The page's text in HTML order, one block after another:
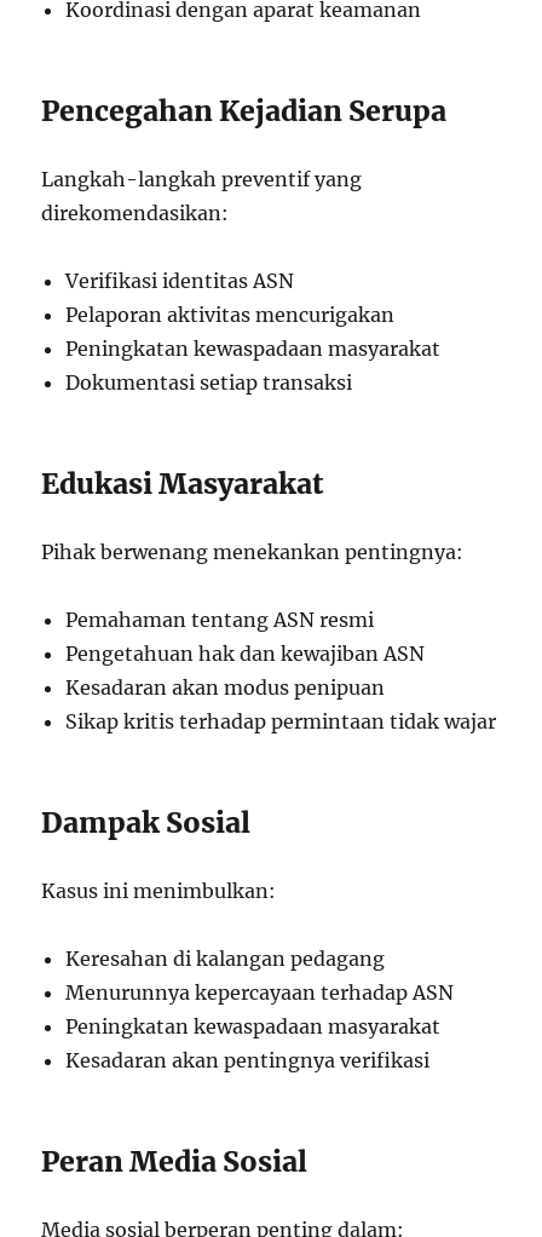
Koordinasi dengan aparat keamanan
Pencegahan Kejadian Serupa
Langkah-langkah preventif yang
direkomendasikan:
Verifikasi identitas ASN
Pelaporan aktivitas mencurigakan
Peningkatan kewaspadaan masyarakat
Dokumentasi setiap transaksi
Edukasi Masyarakat
Pihak berwenang menekankan pentingnya:
Pemahaman tentang ASN resmi
Pengetahuan hak dan kewajiban ASN
Kesadaran akan modus penipuan
Sikap kritis terhadap permintaan tidak wajar
Dampak Sosial
Kasus ini menimbulkan:
Keresahan di kalangan pedagang
Menurunnya kepercayaan terhadap ASN
Peningkatan kewaspadaan masyarakat
Kesadaran akan pentingnya verifikasi
Peran Media Sosial
Media sosial berperan penting dalam: